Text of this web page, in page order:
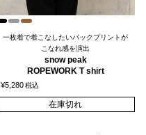
一枚着で着こなしたいバックプリントが
こなれ感を演出
snow peak
ROPEWORK T shirt
¥5,280税込
在庫切れ